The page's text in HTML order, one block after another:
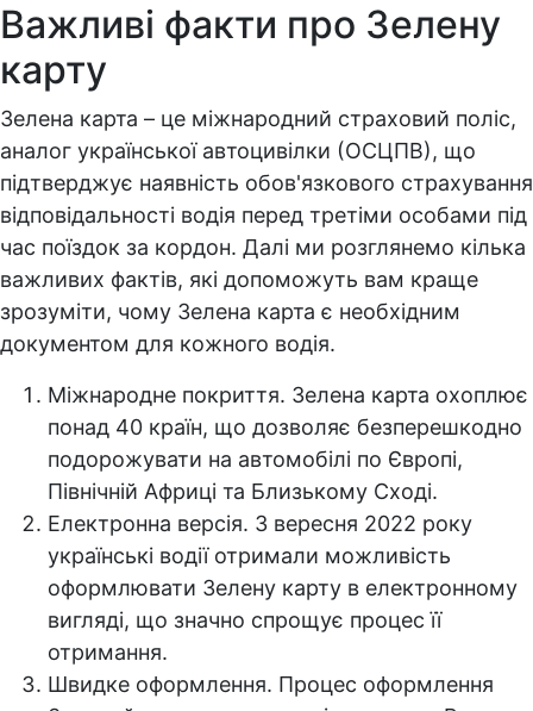
Важливі факти про Зелену
карту
Зелена карта – це міжнародний страховий поліс,
аналог української автоцивілки (ОСЦПВ), що
підтверджує наявність обов'язкового страхування
відповідальності водія перед третіми особами під
час поїздок за кордон. Далі ми розглянемо кілька
важливих фактів, які допоможуть вам краще
зрозуміти, чому Зелена карта є необхідним
документом для кожного водія.
Міжнародне покриття. Зелена карта охоплює
понад 40 країн, що дозволяє безперешкодно
подорожувати на автомобілі по Європі,
Північній Африці та Близькому Сході.
Електронна версія. З вересня 2022 року
українські водії отримали можливість
оформлювати Зелену карту в електронному
вигляді, що значно спрощує процес її
отримання.
Швидке оформлення. Процес оформлення